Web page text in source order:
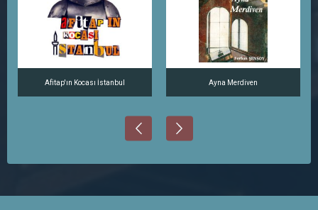
Afitap'ın Kocası İstanbul Ayna Merdiven